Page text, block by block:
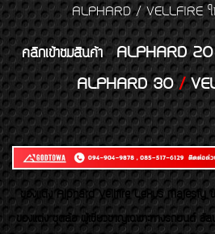
ALPHARD / VELLFIRE
คลิกเข้าชมสินค้า ALPHARD 20
ALPHARD 30/
ของเเต่ง Alphard Vellfire Lexus Majesty ข
ของแต่ง ชุดล้อ ผู้เชี่ยวชาญเฉพาะทางรถยนต์ อัล